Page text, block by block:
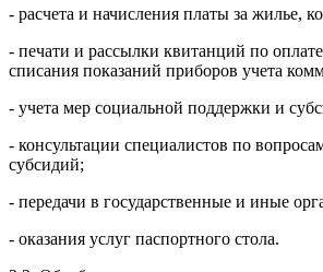
- расчета и начисления платы за жилье,
- печати и рассылки квитанций по
списания показаний приборов учета
- учета мер социальной поддержки и
- консультации специалистов по
субсидий;
- передачи в государственные и иные
- оказания услуг паспортного стола.